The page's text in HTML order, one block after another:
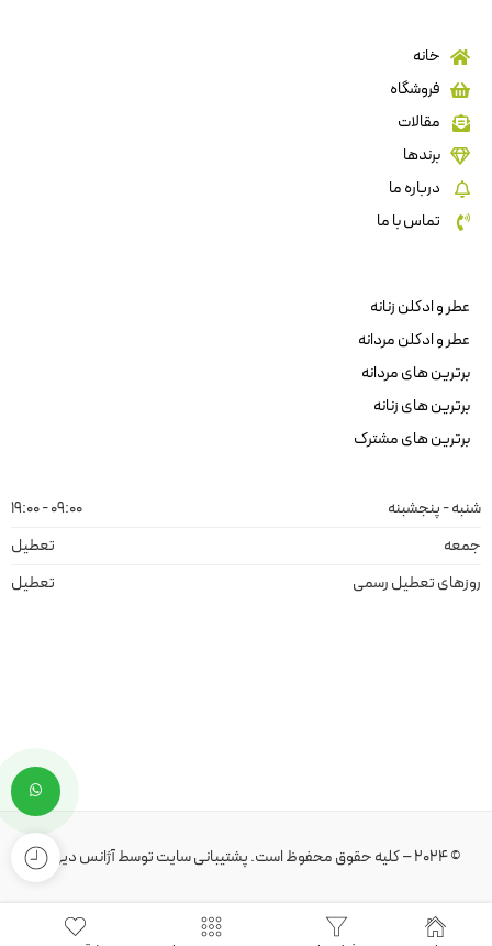
خانه
فروشگاه
مقالات
برندها
درباره ما
تماس با ما
عطر و ادکلن زنانه
عطر و ادکلن مردانه
برترین های مردانه
برترین های زنانه
برترین های مشترک
شنبه - پنجشبنه
09:00 - 19:00
جمعه
تعطیل
روزهای تعطیل رسمی
تعطیل
© 2024 – کلیه حقوق محفوظ است. پشتیبانی سایتتوسطآژانس دیهیم.